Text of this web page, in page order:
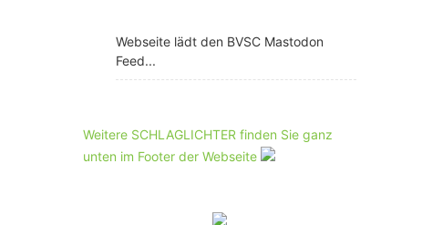
Webseite lädt den BVSC Mastodon
Feed...
Weitere SCHLAGLICHTER finden Sie ganz
unten im Footer der Webseite